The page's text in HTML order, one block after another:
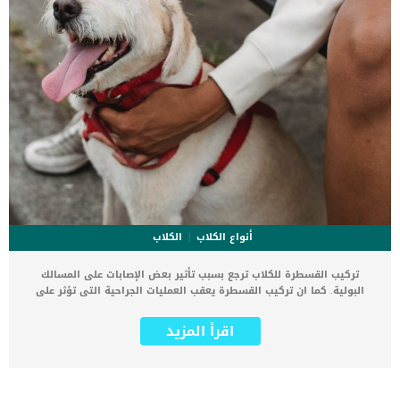
أنواع الكلاب
الكلاب
تركيب القسطرة للكلاب ترجع بسبب تأثير بعض الإصابات على المسالك
البولية. كما ان تركيب القسطرة يعقب العمليات الجراحية التى تؤثر على
البول تعيق عملية التبول وتسبب لها الام فى مجرى البول والحالب
وتتمكن القسطرة من تخفيف الألم حتى يتم علاج الإصابة الأساسية. عدوى
اقرأ المزيد